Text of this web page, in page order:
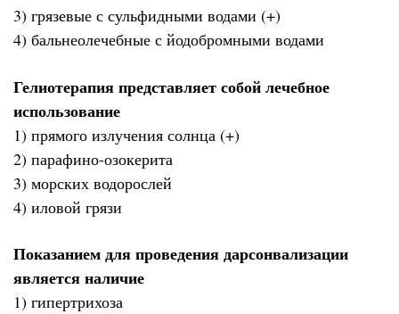
3) грязевые с сульфидными водами (+)
4) бальнеолечебные с йодобромными водами
Гелиотерапия представляет собой лечебное
использование
1) прямого излучения солнца (+)
2) парафино-озокерита
3) морских водорослей
4) иловой грязи
Показанием для проведения дарсонвализации
является наличие
1) гипертрихоза